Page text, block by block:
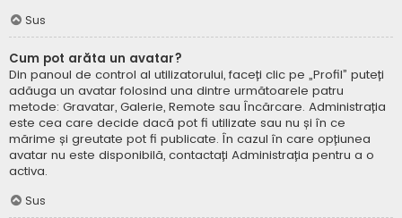
Sus
Cum pot arăta un avatar?
Din panoul de control al utilizatorului, faceți clic pe „Profil” puteți
adăuga un avatar folosind una dintre următoarele patru
metode: Gravatar, Galerie, Remote sau Încărcare. Administrația
este cea care decide dacă pot fi utilizate sau nu și în ce
mărime și greutate pot fi publicate. În cazul în care opțiunea
avatar nu este disponibilă, contactați Administrația pentru a o
activa.
Sus